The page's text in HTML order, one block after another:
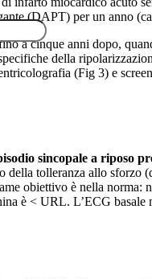
(DAPT) per un anno
a cinque anni dopo,
della
(Fig 3) e
sincopale a riposo
tolleranza allo sforzo
obiettivo è nella
è < URL. L’ECG basale